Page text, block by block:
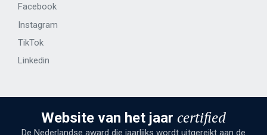
Facebook
Instagram
TikTok
Linkedin
Website van het jaar certified
De Nederlandse award die jaarlijks wordt uitgereikt aan de